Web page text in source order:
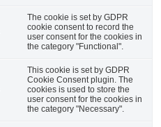
The cookie is set by GDPR
cookie consent to record the
user consent for the cookies in
the category "Functional".
This cookie is set by GDPR
Cookie Consent plugin. The
cookies is used to store the
user consent for the cookies in
the category "Necessary".